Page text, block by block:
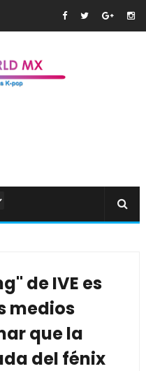
de IVE es
medios
que la
del fénix